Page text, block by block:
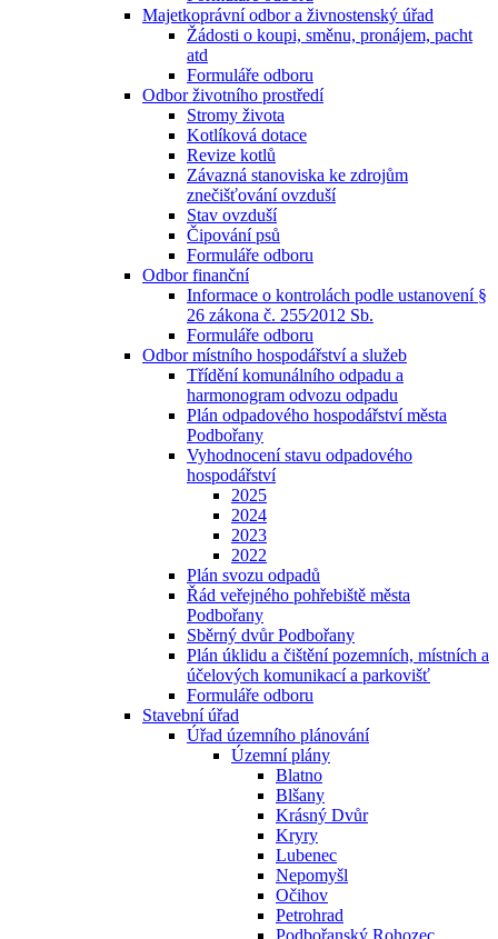
Majetkoprávní odbor a živnostenský úřad
Žádosti o koupi, směnu, pronájem, pacht
atd
Formuláře odboru
Odbor životního prostředí
Stromy života
Kotlíková dotace
Revize kotlů
Závazná stanoviska ke zdrojům
znečišťování ovzduší
Stav ovzduší
Čipování psů
Formuláře odboru
Odbor finanční
Informace o kontrolách podle ustanovení §
26 zákona č. 255⁄2012 Sb.
Formuláře odboru
Odbor místního hospodářství a služeb
Třídění komunálního odpadu a
harmonogram odvozu odpadu
Plán odpadového hospodářství města
Podbořany
Vyhodnocení stavu odpadového
hospodářství
2025
2024
2023
2022
Plán svozu odpadů
Řád veřejného pohřebiště města
Podbořany
Sběrný dvůr Podbořany
Plán úklidu a čištění pozemních, místních a
účelových komunikací a parkovišť
Formuláře odboru
Stavební úřad
Úřad územního plánování
Územní plány
Blatno
Blšany
Krásný Dvůr
Kryry
Lubenec
Nepomyšl
Očihov
Petrohrad
Podbořanský Rohozec